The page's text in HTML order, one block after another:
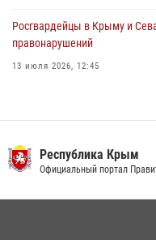
Росгвардейцы в Крыму и
правонарушений
13 июля 2026, 12:45
В Ялте росгвардейцы
Республика Крым
Официальный портал